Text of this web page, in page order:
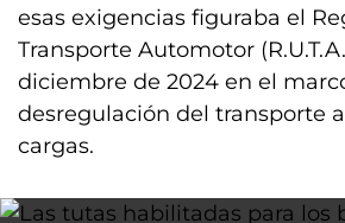
esas exigencias figuraba el
Transporte Automotor
diciembre de 2024 en el
desregulación del transporte
cargas.